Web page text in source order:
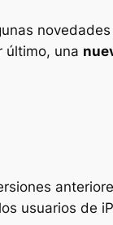
último, una
usuarios de